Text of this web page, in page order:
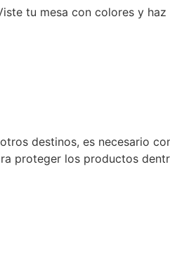
tu mesa con colores y
destinos, es necesario
proteger los productos